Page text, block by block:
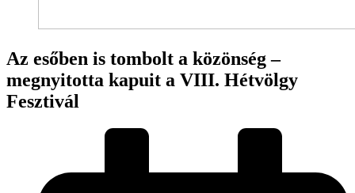
Az esőben is tombolt a közönség –
megnyitotta kapuit a VIII. Hétvölgy
Fesztivál